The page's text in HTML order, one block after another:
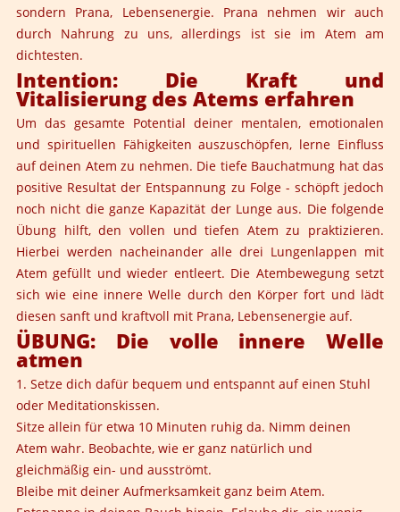
sondern Prana, Lebensenergie. Prana nehmen wir auch
durch Nahrung zu uns, allerdings ist sie im Atem am
dichtesten.
Intention: Die Kraft und
Vitalisierung des Atems erfahren
Um das gesamte Potential deiner mentalen, emotionalen
und spirituellen Fähigkeiten auszuschöpfen, lerne Einfluss
auf deinen Atem zu nehmen. Die tiefe Bauchatmung hat das
positive Resultat der Entspannung zu Folge - schöpft jedoch
noch nicht die ganze Kapazität der Lunge aus. Die folgende
Übung hilft, den vollen und tiefen Atem zu praktizieren.
Hierbei werden nacheinander alle drei Lungenlappen mit
Atem gefüllt und wieder entleert. Die Atembewegung setzt
sich wie eine innere Welle durch den Körper fort und lädt
diesen sanft und kraftvoll mit Prana, Lebensenergie auf.
ÜBUNG: Die volle innere Welle
atmen
1. Setze dich dafür bequem und entspannt auf einen Stuhl
oder Meditationskissen.
Sitze allein für etwa 10 Minuten ruhig da. Nimm deinen
Atem wahr. Beobachte, wie er ganz natürlich und
gleichmäßig ein- und ausströmt.
Bleibe mit deiner Aufmerksamkeit ganz beim Atem.